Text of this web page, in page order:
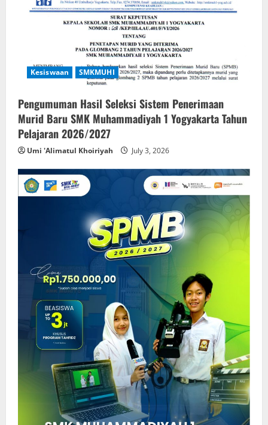
Kesiswaan SMKMUHI
Pengumuman Hasil Seleksi Sistem Penerimaan
Murid Baru SMK Muhammadiyah 1 Yogyakarta Tahun
Pelajaran 2026/2027
Umi 'Alimatul Khoiriyah July 3, 2026